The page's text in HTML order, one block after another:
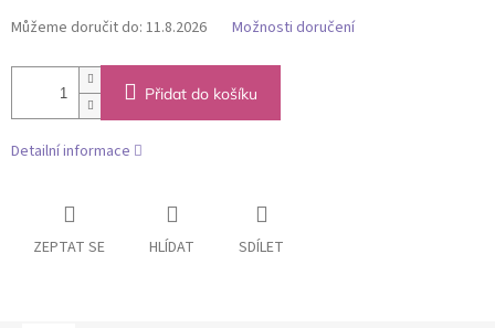
Můžeme doručit do: 11.8.2026 Možnosti doručení
Přidat do košíku
Detailní informace
ZEPTAT SE HLÍDAT SDÍLET